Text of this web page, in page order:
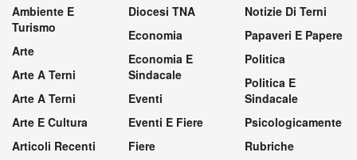
Ambiente E
Turismo
Arte
Arte A Terni
Arte A Terni
Arte E Cultura
Articoli Recenti
Diocesi TNA
Economia
Economia E
Sindacale
Eventi
Eventi E Fiere
Fiere
Notizie Di Terni
Papaveri E Papere
Politica
Politica E
Sindacale
Psicologicamente
Rubriche